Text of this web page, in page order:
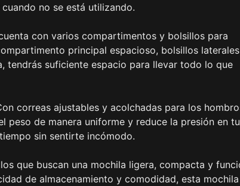
no se está utilizando.
con varios compartimentos y bolsillos para
principal espacioso, bolsillos
tendrás suficiente espacio para llevar todo lo que
correas ajustables y acolchadas para los
peso de manera uniforme y reduce la presión en tu
sin sentirte incómodo.
que buscan una mochila ligera, compacta y
de almacenamiento y comodidad, esta